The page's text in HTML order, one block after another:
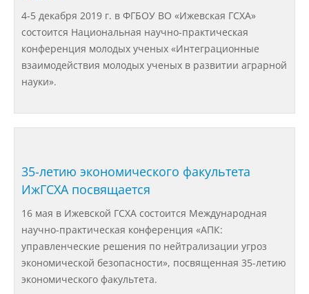
обеспечение и оснащенность
образовательного процесса
Стипендии и меры поддержки
обучающихся
Финансово-хозяйственная
деятельность
Вакантные места для приёма
(перевода) обучающихся
4-5 декабря 2019 г. в ФГБОУ ВО «Ижевская ГСХА»
состоится Национальная научно-практическая
конференция молодых ученых «Интеграционные
взаимодействия молодых ученых в развитии аграрной
науки».
35-летию экономического факультета
ИжГСХА посвящается
16 мая в Ижевской ГСХА состоится Международная
научно-практическая конференция «АПК:
управленческие решения по нейтрализации угроз
экономической безопасности», посвященная 35-летию
экономического факультета.